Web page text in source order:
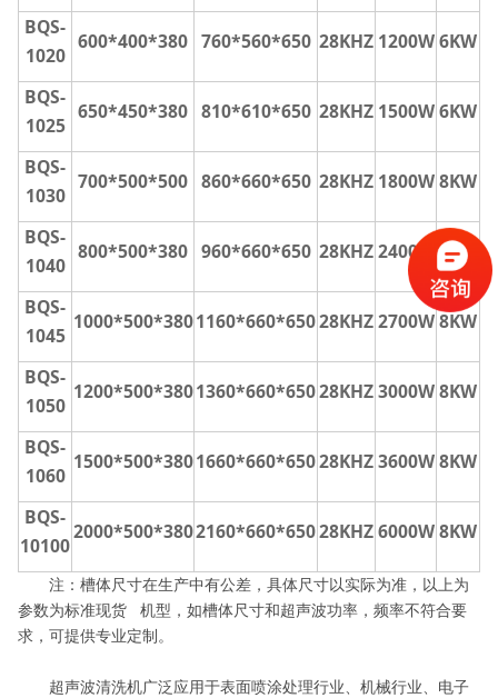
BQS-
1020
600*400*380 760*560*650 28KHZ 1200W 6KW
BQS-
1025
650*450*380 810*610*650 28KHZ 1500W 6KW
BQS-
1030
700*500*500 860*660*650 28KHZ 1800W 8KW
BQS-
1040
800*500*380 960*660*650 28KHZ2400W 8KW
BQS-
1045
1000*500*3801160*660*65028KHZ2700W 8KW
BQS-
1050
1200*500*3801360*660*65028KHZ3000W 8KW
BQS-
1060
1500*500*3801660*660*65028KHZ3600W 8KW
BQS-
10100
2000*500*3802160*660*65028KHZ6000W 8KW
注：槽体尺寸在生产中有公差，具体尺寸以实际为准，以上为
参数为标准现货 机型，如槽体尺寸和超声波功率，频率不符合要
求，可提供专业定制。
超声波清洗机广泛应用于表面喷涂处理行业、机械行业、电子